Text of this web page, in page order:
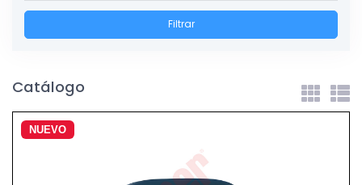
Filtrar
Catálogo
NUEVO